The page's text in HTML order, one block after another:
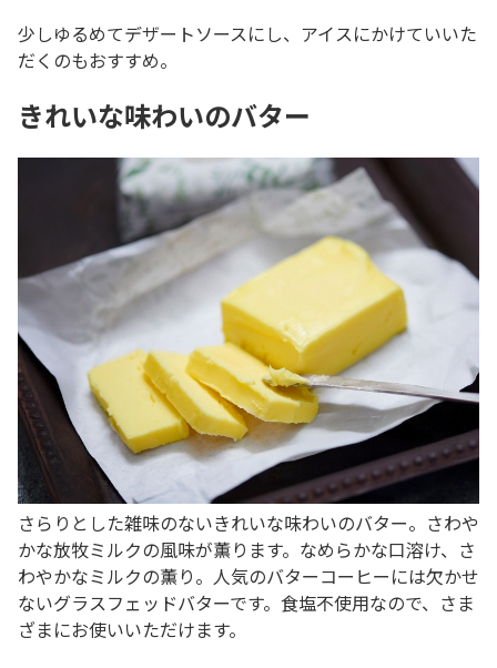
少しゆるめてデザートソースにし、アイスにかけていいた
だくのもおすすめ。
きれいな味わいのバター
さらりとした雑味のないきれいな味わいのバター。さわや
かな放牧ミルクの風味が薫ります。なめらかな口溶け、さ
わやかなミルクの薫り。人気のバターコーヒーには欠かせ
ないグラスフェッドバターです。食塩不使用なので、さま
ざまにお使いいただけます。